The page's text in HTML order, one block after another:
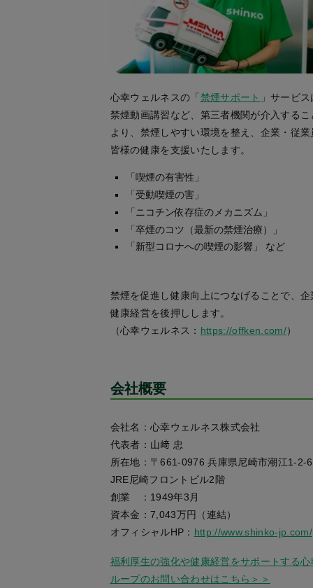
心幸ウェルネスの「 禁煙サポート 」サービ
禁煙動画講習など、第三者機関が介入するこ
より、禁煙しやすい環境を整え、企業・従業
皆様の健康を支援いたします。
「喫煙の有害性」
「受動喫煙の害」
「ニコチン依存症のメカニズム」
「卒煙のコツ（最新の禁煙治療）」
「新型コロナへの喫煙の影響」 など
禁煙を促進し健康向上につなげることで、企
健康経営を後押しします。
（心幸ウェルネス： https://offken.com/）
会社概要
会社名：心幸ウェルネス株式会社
代表者：山﨑 忠
所在地：〒661-0976 兵庫県尼崎市潮江1-2-6
JRE尼崎フロントビル2階
創業 ：1949年3月
資本金：7,043万円（連結）
オフィシャルHP： http://www.shinko-jp.com/
福利厚生の強化や健康経営をサポートする心
ループのお問い合わせはこちら＞＞